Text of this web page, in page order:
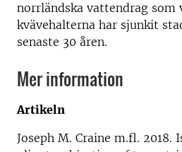
norrländska vattendrag som
kvävehalterna har sjunkit
senaste 30 åren.
Mer information
Artikeln
Joseph M. Craine m.fl. 2018.